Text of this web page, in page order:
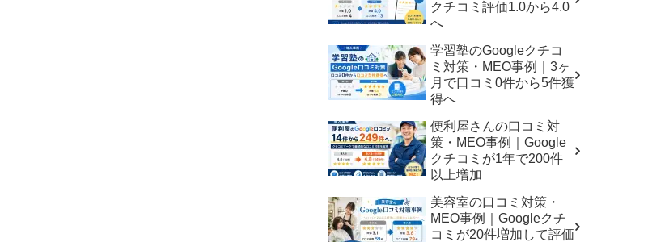
クチコミ評価1.0から4.0
へ
学習塾のGoogleクチコ
ミ対策・MEO事例｜3ヶ
月で口コミ0件から5件獲
得へ
便利屋さんの口コミ対
策・MEO事例｜Google
クチコミが1年で200件
以上増加
美容室の口コミ対策・
MEO事例｜Googleクチ
コミが20件増加して評価